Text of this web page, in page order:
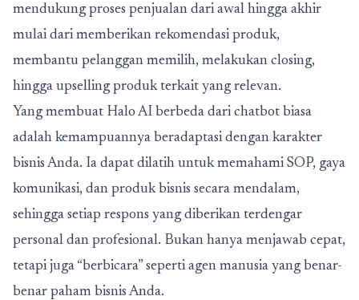
mendukung proses penjualan dari awal hingga akhir
mulai dari memberikan rekomendasi produk,
membantu pelanggan memilih, melakukan closing,
hingga upselling produk terkait yang relevan.
Yang membuat Halo AI berbeda dari chatbot biasa
adalah kemampuannya beradaptasi dengan karakter
bisnis Anda. Ia dapat dilatih untuk memahami SOP, gaya
komunikasi, dan produk bisnis secara mendalam,
sehingga setiap respons yang diberikan terdengar
personal dan profesional. Bukan hanya menjawab cepat,
tetapi juga “berbicara” seperti agen manusia yang benar-
benar paham bisnis Anda.